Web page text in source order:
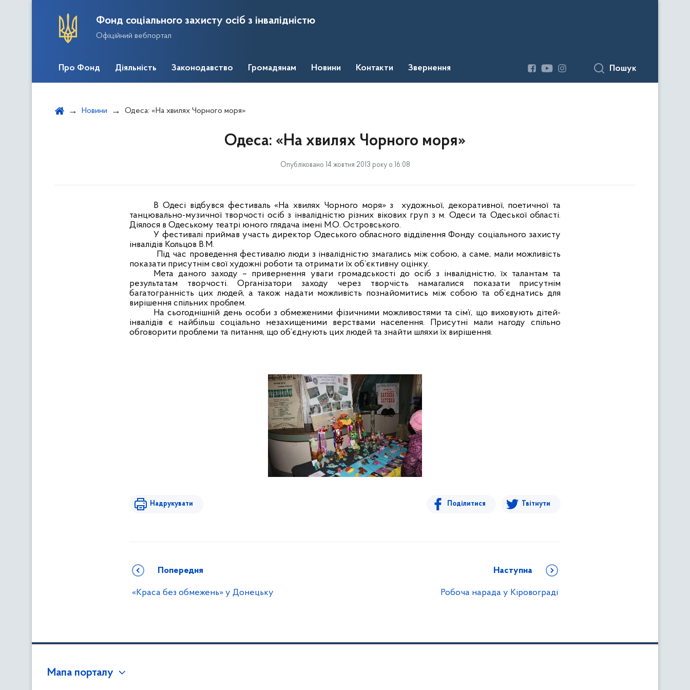
Фонд соціального захисту осіб з інвалідністю
Офіційний вебпортал
Про Фонд Діяльність Законодавство Громадянам Новини Контакти Звернення Пошук
Новини Одеса: «На хвилях Чорного моря»
Одеса: «На хвилях Чорного моря»
Опубліковано 14 жовтня 2013 року о 16:08
В Одесі відбувся фестиваль «На хвилях Чорного моря» з
художньої, декоративної, поетичної та
танцювально-музичної творчості осіб з інвалідністю різних вікових груп з м. Одеси та Одеської області.
Діялося в Одеському театрі юного глядача імені М.О. Островського.
У фестивалі приймав участь директор Одеського обласного відділення Фонду соціального захисту
інвалідів Кольцов В.М.
Під час проведення фестивалю люди з інвалідністю змагались між собою, а саме, мали можливість
показати присутнім свої художні роботи та отримати їх об’єктивну оцінку.
Мета даного заходу – привернення уваги громадськості до осіб з інвалідністю, їх талантам та
результатам творчості. Організатори заходу через творчість намагалися показати присутнім
багатогранність цих людей, а також надати можливість познайомитись між собою та об’єднатись для
вирішення спільних проблем.
На сьогоднішній день особи з обмеженими фізичними можливостями та сім’ї, що виховують дітей-
інвалідів є найбільш соціально незахищеними верствами населення. Присутні мали нагоду спільно
обговорити проблеми та питання, що об’єднують цих людей та знайти шляхи їх вирішення.
Надрукувати Поділитися Твітнути
Попередня
«Краса без обмежень» у Донецьку
Наступна
Робоча нарада у Кіровограді
Мапа порталу